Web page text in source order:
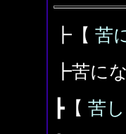
┣【 苦
┣苦に
┣【 苦